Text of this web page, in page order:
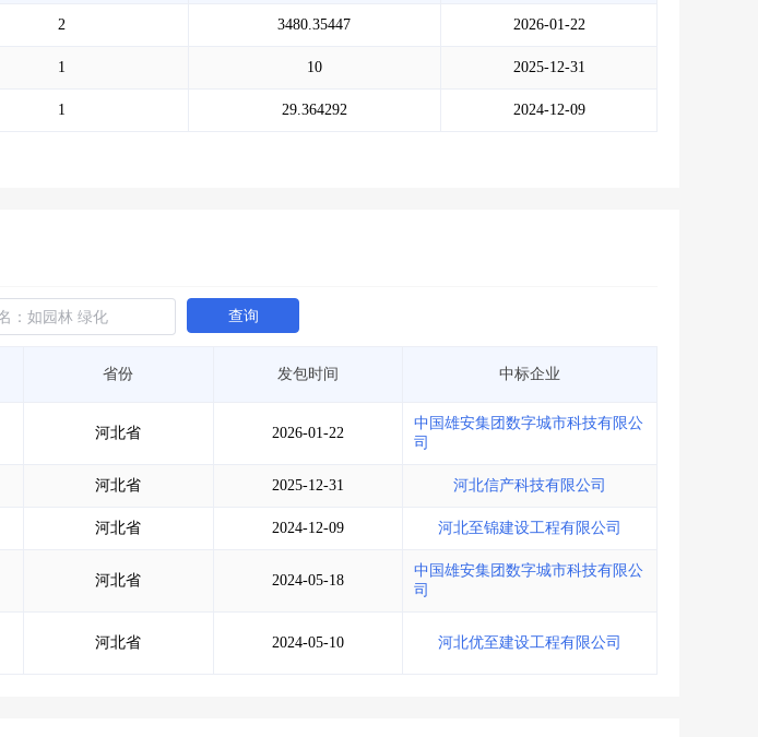
2 3480.35447 2026-01-22
1 10 2025-12-31
1 29.364292 2024-12-09
查询
省份 发包时间 中标企业
河北省 2026-01-22
中国雄安集团数字城市科技有限公
司
河北省 2025-12-31 河北信产科技有限公司
河北省 2024-12-09 河北至锦建设工程有限公司
河北省 2024-05-18
中国雄安集团数字城市科技有限公
司
河北省 2024-05-10 河北优至建设工程有限公司